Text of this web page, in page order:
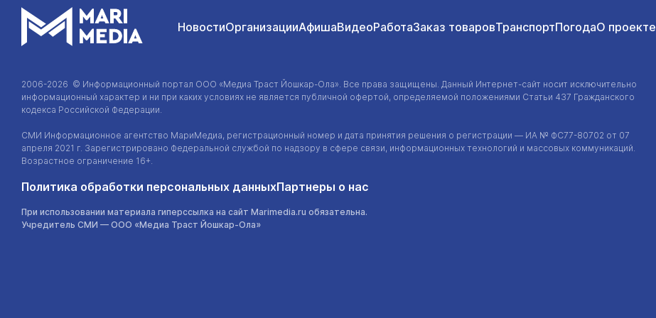
НовостиОрганизацииАфишаВидеоРаботаЗаказ товаровТранспортПогодаО проекте
2006-2026 © Информационный портал ООО «Медиа Траст Йошкар-Ола». Все права защищены. Данный Интернет-сайт носит исключительно
информационный характер и ни при каких условиях не является публичной офертой, определяемой положениями Статьи 437 Гражданского
кодекса Российской Федерации.
СМИ Информационное агентство МариМедиа, регистрационный номер и дата принятия решения о регистрации — ИА № ФС77-80702 от 07
апреля 2021 г. Зарегистрировано Федеральной службой по надзору в сфере связи, информационных технологий и массовых коммуникаций.
Возрастное ограничение 16+.
Политика обработки персональных данныхПартнеры о нас
При использовании материала гиперссылка на сайт Marimedia.ru обязательна.
Учредитель СМИ — ООО «Медиа Траст Йошкар-Ола»